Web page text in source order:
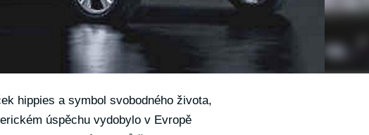
hippies a symbol svobodného života,
úspěchu vydobylo v Evropě